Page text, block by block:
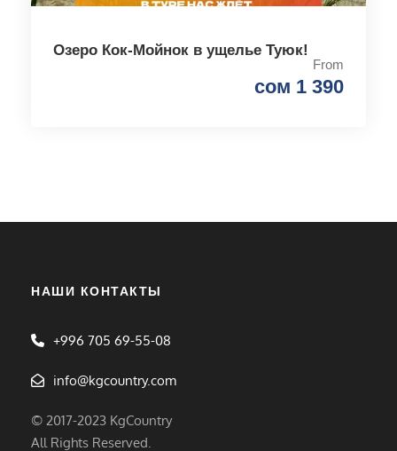
Озеро Кок-Мойнок в ущелье Туюк!
From
сом 1 390
НАШИ КОНТАКТЫ
+996 705 69-55-08
info@kgcountry.com
© 2017-2023 KgCountry
All Rights Reserved.